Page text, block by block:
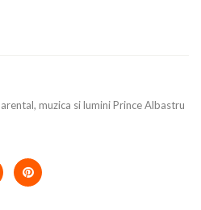
muzica si lumini Prince Albastru